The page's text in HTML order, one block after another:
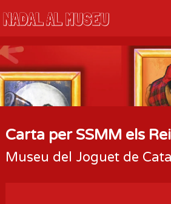
és un carrusel automàtic. Usa
1
1
Carta per SSMM els
Museu del Joguet de